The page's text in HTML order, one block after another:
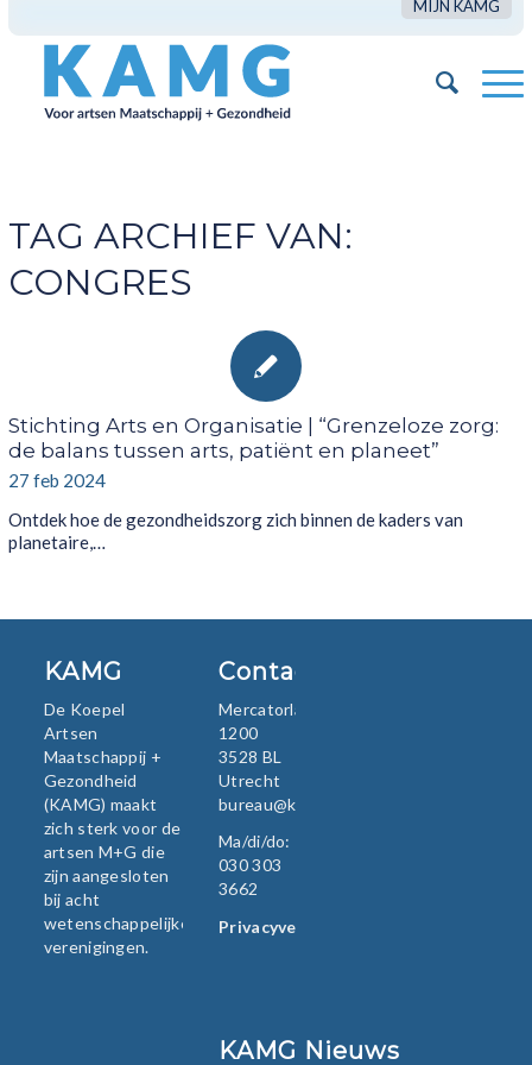
MIJN KAMG
TAG ARCHIEF VAN:
CONGRES
Stichting Arts en Organisatie | “Grenzeloze zorg:
de balans tussen arts, patiënt en planeet”
27 feb 2024
Ontdek hoe de gezondheidszorg zich binnen de kaders van
planetaire,…
KAMG
De Koepel
Artsen
Maatschappij +
Gezondheid
(KAMG) maakt
zich sterk voor de
artsen M+G die
zijn aangesloten
bij acht
wetenschappelijke
verenigingen.
Contact
Mercatorlaan
1200
3528 BL
Utrecht
bureau@kamg.nl
Ma/di/do:
030 303
3662
Privacyverklaring
KAMG Nieuws